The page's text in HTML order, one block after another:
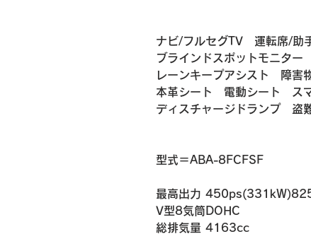
ナビ/フルセグTV　運転席/助
ブラインドスポットモニタ
レーンキープアシスト　障
本革シート　電動シート　
ディスチャージドランプ　盗
​​型式＝ABA-8FCFSF
最高出力
V型8気筒DOHC
総排気量 4163cc